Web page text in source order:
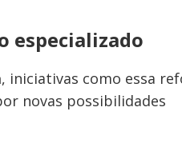
especializado
, iniciativas como essa
novas possibilidades